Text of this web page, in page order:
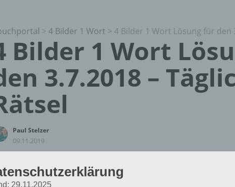
> 4 Bilder 1 Wort > 4 Bilder 1 Wort Lösung für den
Bilder 1 Wort
3.7.2018 –
Paul Stelzer
09.11.2019
Mit zahlreichen Aufgaben zum Knobeln und Üben
29.11.2025